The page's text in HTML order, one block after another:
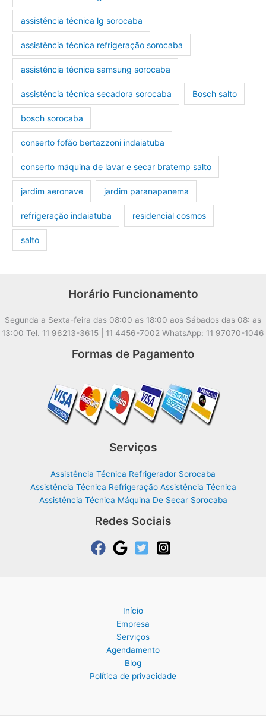
assistência técnica lg sorocaba
assistência técnica refrigeração sorocaba
assistência técnica samsung sorocaba
assistência técnica secadora sorocaba Bosch salto
bosch sorocaba
conserto fofão bertazzoni indaiatuba
conserto máquina de lavar e secar bratemp salto
jardim aeronave jardim paranapanema
refrigeração indaiatuba residencial cosmos
salto
Horário Funcionamento
Segunda a Sexta-feira das 08:00 as 18:00 aos Sábados das 08: as
13:00 Tel. 11 96213-3615 | 11 4456-7002 WhatsApp: 11 97070-1046
Formas de Pagamento
Serviços
Assistência Técnica Refrigerador Sorocaba
Assistência Técnica Refrigeração Assistência Técnica
Assistência Técnica Máquina De Secar Sorocaba
Redes Sociais
Início
Empresa
Serviços
Agendamento
Blog
Política de privacidade